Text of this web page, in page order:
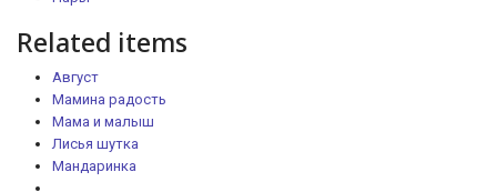
Related items
Август
Мамина радость
Мама и малыш
Лисья шутка
Мандаринка